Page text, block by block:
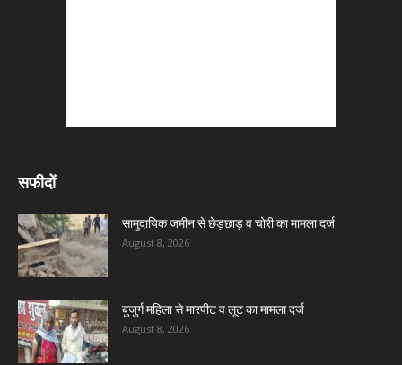
सफीदों
सामुदायिक जमीन से छेड़छाड़ व चोरी का मामला दर्ज
August 8, 2026
बुजुर्ग महिला से मारपीट व लूट का मामला दर्ज
August 8, 2026